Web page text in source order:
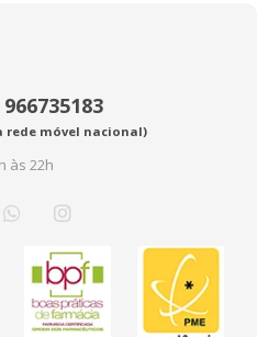
rede móvel nacional)
às 22h